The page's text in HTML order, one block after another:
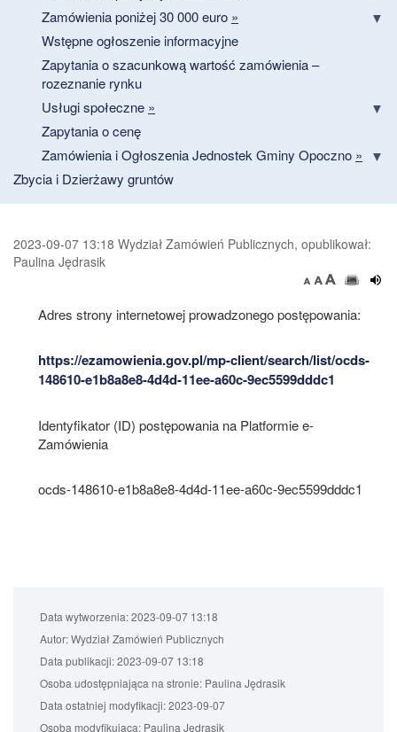
Zamówienia poniżej 30 000 euro »
Wstępne ogłoszenie informacyjne
Zapytania o szacunkową wartość zamówienia –
rozeznanie rynku
Usługi społeczne »
Zapytania o cenę
Zamówienia i Ogłoszenia Jednostek Gminy Opoczno »
Zbycia i Dzierżawy gruntów
2023-09-07 13:18 Wydział Zamówień Publicznych, opublikował:
Paulina Jędrasik
Adres strony internetowej prowadzonego postępowania:
https://ezamowienia.gov.pl/mp-client/search/list/ocds-
148610-e1b8a8e8-4d4d-11ee-a60c-9ec5599dddc1
Identyfikator (ID) postępowania na Platformie e-
Zamówienia
ocds-148610-e1b8a8e8-4d4d-11ee-a60c-9ec5599dddc1
Data wytworzenia:2023-09-07 13:18
Autor:Wydział Zamówień Publicznych
Data publikacji:2023-09-07 13:18
Osoba udostępniająca na stronie: Paulina Jędrasik
Data ostatniej modyfikacji:2023-09-07
Osoba modyfikująca: Paulina Jędrasik